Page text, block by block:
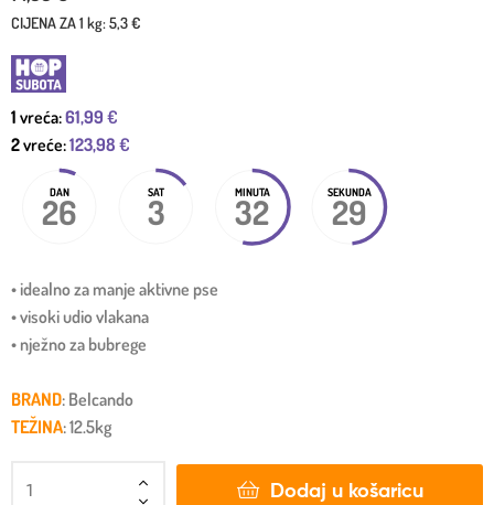
CIJENA ZA1 kg:5,3 €
1 vreća:61,99 €
2vreće:123,98 €
DAN
26 SAT
3 MINUTA
32 SEKUNDA
28
• idealno za manje aktivne pse
• visoki udio vlakana
• nježno za bubrege
BRAND: Belcando
TEŽINA: 12.5kg
Dodaj u košaricu